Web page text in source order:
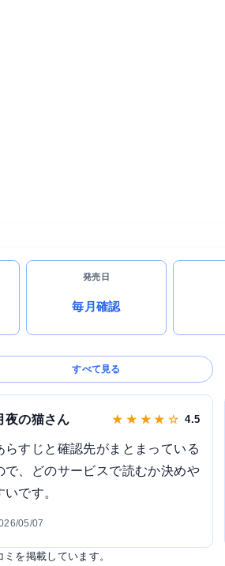
発売日
毎月確認
すべて見る
夜の猫さん ★ ★ ★ ★ ☆ 4.5
らすじと確認先がまとまっている
で、どのサービスで読むか決めや
いです。
05/07
を掲載しています。